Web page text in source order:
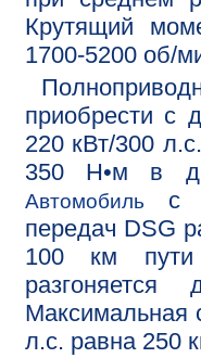
Крутящий
1700-5200 об/
приобрести с
220 кВт/300
350 Н•м в
Автомобиль
с
передач DSG
100 км
Максимальная
л.с. равна 250